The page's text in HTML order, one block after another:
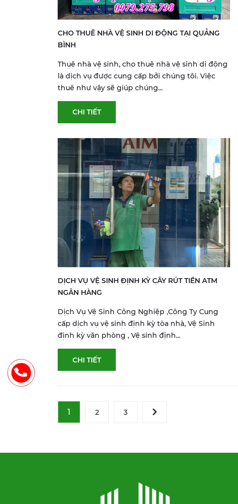
CHO THUÊ NHÀ VỆ SINH DI ĐỘNG TẠI QUẢNG
BÌNH
Thuê nhà vệ sinh, cho thuê nhà vệ sinh di động
là dịch vụ được cung cấp bởi chúng tôi. Việc
thuê như vậy sẽ giúp chúng...
CHI TIẾT
DỊCH VỤ VỆ SINH ĐỊNH KỲ CÂY RÚT TIỀN ATM
NGÂN HÀNG
Dịch Vụ Vệ Sinh Công Nghiệp ,Công Ty Cung
cấp dịch vụ vệ sinh định kỳ tòa nhà, Vệ Sinh
định kỳ văn phòng , Vệ sinh định...
CHI TIẾT
1 2 3